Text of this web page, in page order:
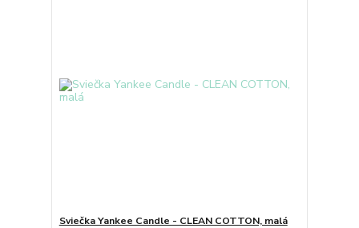
Sviečka Yankee Candle - CLEAN COTTON, malá